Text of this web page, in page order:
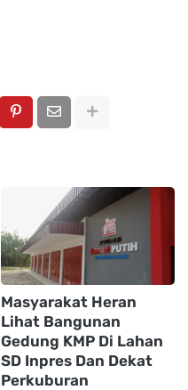
Masyarakat Heran
Lihat Bangunan
Gedung KMP Di Lahan
SD Inpres Dan Dekat
Perkuburan